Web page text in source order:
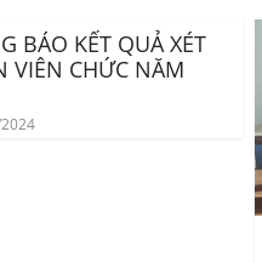
BÁO KẾT QUẢ XÉT
VIÊN CHỨC NĂM